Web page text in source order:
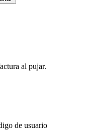
al pujar.
de usuario